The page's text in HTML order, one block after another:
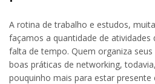
A rotina de trabalho e estudos,
façamos a quantidade de
falta de tempo. Quem organiza
boas práticas de networking,
pouquinho mais para estar